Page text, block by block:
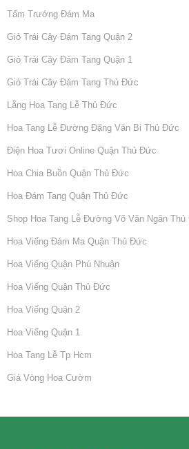
Tấm Trướng Đám Ma
Giỏ Trái Cây Đám Tang Quận 2
Giỏ Trái Cây Đám Tang Quận 1
Giỏ Trái Cây Đám Tang Thủ Đức
Lẵng Hoa Tang Lễ Thủ Đức
Hoa Tang Lễ Đường Đặng Văn Bi Thủ Đức
Điện Hoa Tươi Online Quận Thủ Đức
Hoa Chia Buồn Quận Thủ Đức
Hoa Đám Tang Quận Thủ Đức
Shop Hoa Tang Lễ Đường Võ Văn Ngân
Hoa Viếng Đám Ma Quận Thủ Đức
Hoa Viếng Quận Phú Nhuận
Hoa Viếng Quận Thủ Đức
Hoa Viếng Quận 2
Hoa Viếng Quận 1
Hoa Tang Lễ Tp Hcm
Giá Vòng Hoa Cườm